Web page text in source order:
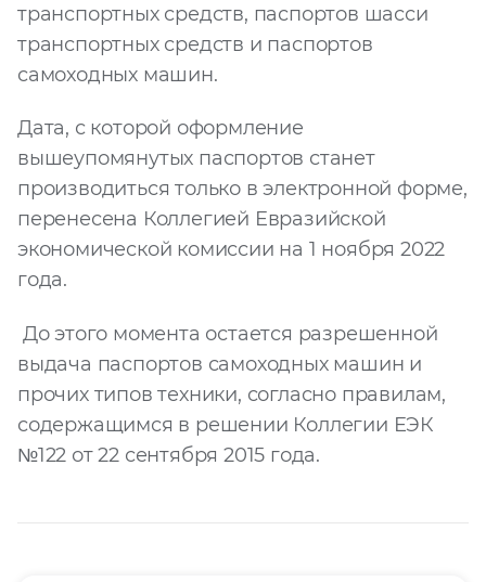
транспортных средств, паспортов шасси
транспортных средств и паспортов
самоходных машин.
Дата, с которой оформление
вышеупомянутых паспортов станет
производиться только в электронной форме,
перенесена Коллегией Евразийской
экономической комиссии на 1 ноября 2022
года.
До этого момента остается разрешенной
выдача паспортов самоходных машин и
прочих типов техники, согласно правилам,
содержащимся в решении Коллегии ЕЭК
№122 от 22 сентября 2015 года.